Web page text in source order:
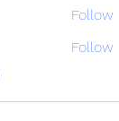
Follow
Follow